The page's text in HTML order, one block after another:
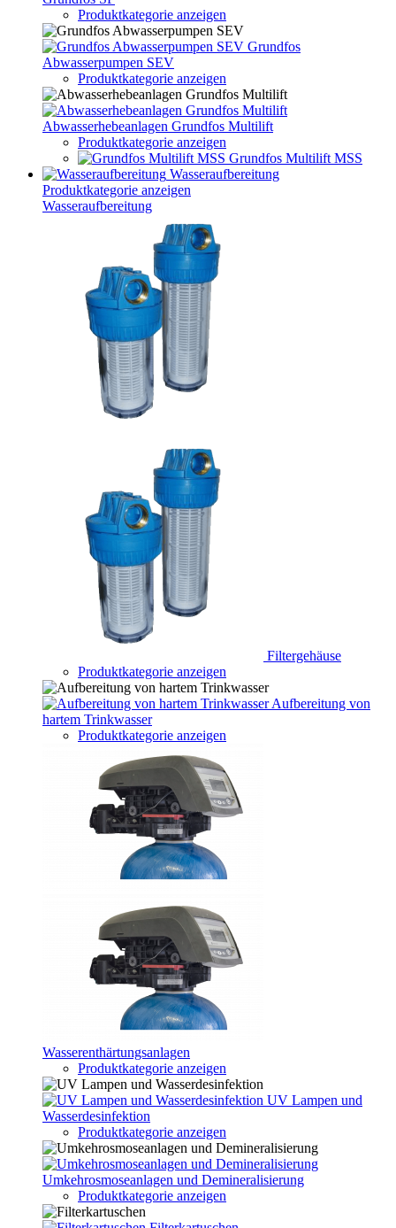
Produktkategorie anzeigen
Grundfos
Abwasserpumpen SEV
Produktkategorie anzeigen
Abwasserhebeanlagen Grundfos Multilift
Produktkategorie anzeigen
Grundfos Multilift MSS
Wasseraufbereitung
Produktkategorie anzeigen
Wasseraufbereitung
Filtergehäuse
Produktkategorie anzeigen
Aufbereitung von
hartem Trinkwasser
Produktkategorie anzeigen
Wasserenthärtungsanlagen
Produktkategorie anzeigen
UV Lampen und
Wasserdesinfektion
Produktkategorie anzeigen
Umkehrosmoseanlagen und Demineralisierung
Produktkategorie anzeigen